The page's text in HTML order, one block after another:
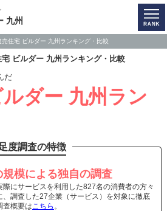
九州
売住宅 ビルダー 九州ランキング・比較
宅 ビルダー 九州ランキング・比較
だ
ダー 九州ラン
度調査の特徴
規模による独自の調査
際にサービスを利用した827名の消費者の方々
、調査した27企業（サービス）を対象に徹底
査概要はこちら 。